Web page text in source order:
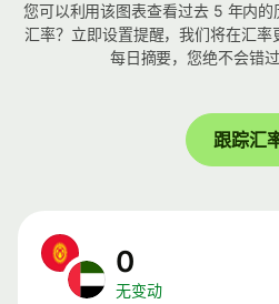
您可以利用该图表查看过去 5 年内
汇率？立即设置提醒，我们将在汇
每日摘要，您绝不会错
跟踪汇
0
无变动